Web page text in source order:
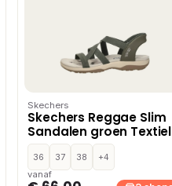
Skechers
Skechers Reggae Slim
Sandalen groen Textiel
36 37 38
+4
vanaf